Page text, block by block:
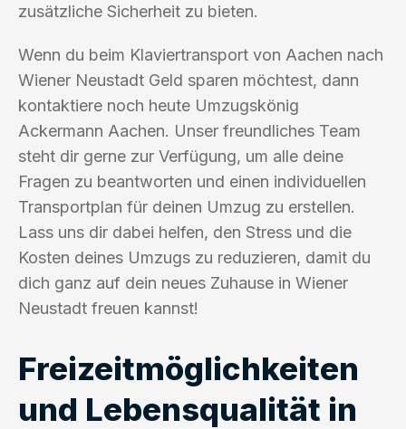
zusätzliche Sicherheit zu bieten.
Wenn du beim Klaviertransport von Aachen nach
Wiener Neustadt Geld sparen möchtest, dann
kontaktiere noch heute Umzugskönig
Ackermann Aachen. Unser freundliches Team
steht dir gerne zur Verfügung, um alle deine
Fragen zu beantworten und einen individuellen
Transportplan für deinen Umzug zu erstellen.
Lass uns dir dabei helfen, den Stress und die
Kosten deines Umzugs zu reduzieren, damit du
dich ganz auf dein neues Zuhause in Wiener
Neustadt freuen kannst!
Freizeitmöglichkeiten
und Lebensqualität in